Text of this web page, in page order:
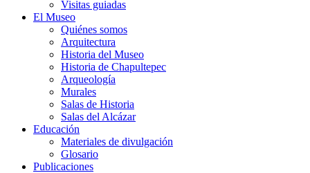
Visitas guiadas
El Museo
Quiénes somos
Arquitectura
Historia del Museo
Historia de Chapultepec
Arqueología
Murales
Salas de Historia
Salas del Alcázar
Educación
Materiales de divulgación
Glosario
Publicaciones